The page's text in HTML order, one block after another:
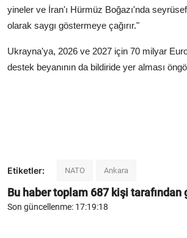
yineler ve İran'ı Hürmüz Boğazı'nda
olarak saygı göstermeye çağırır."
Ukrayna'ya, 2026 ve 2027 için 70 milyar
destek beyanının da bildiride yer alması
Etiketler: NATO Ankara
Bu haber toplam 687kişi tarafından
Son güncellenme: 17:19:18